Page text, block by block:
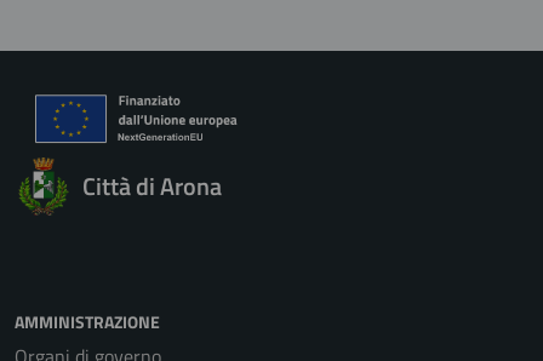
Città di Arona
AMMINISTRAZIONE